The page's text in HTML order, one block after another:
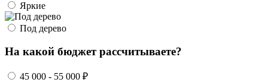
Яркие
Под дерево
На какой бюджет рассчитываете?
45 000 - 55 000 ₽